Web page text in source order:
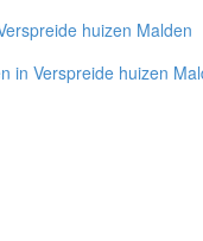
huizen Malden
in Verspreide huizen